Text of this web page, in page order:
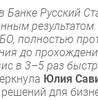
Русский
полностью
до
в 3–5 раз
Юлия
для